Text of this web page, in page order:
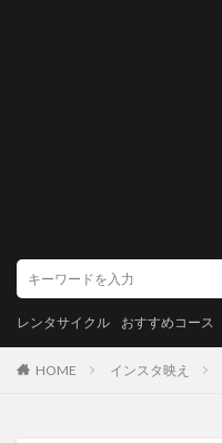
レンタサイクル おすすめコース
HOME インスタ映え